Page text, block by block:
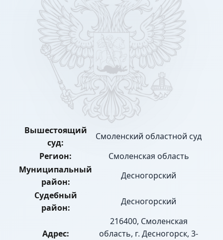
Вышестоящий
суд:
Смоленский областной суд
Регион:
Смоленская область
Муниципальный
район:
Десногорский
Судебный
район:
Десногорский
Адрес:
216400, Смоленская
область, г. Десногорск, 3-